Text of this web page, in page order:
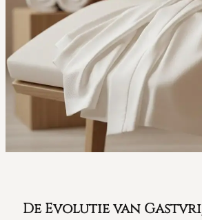
De Evolutie van